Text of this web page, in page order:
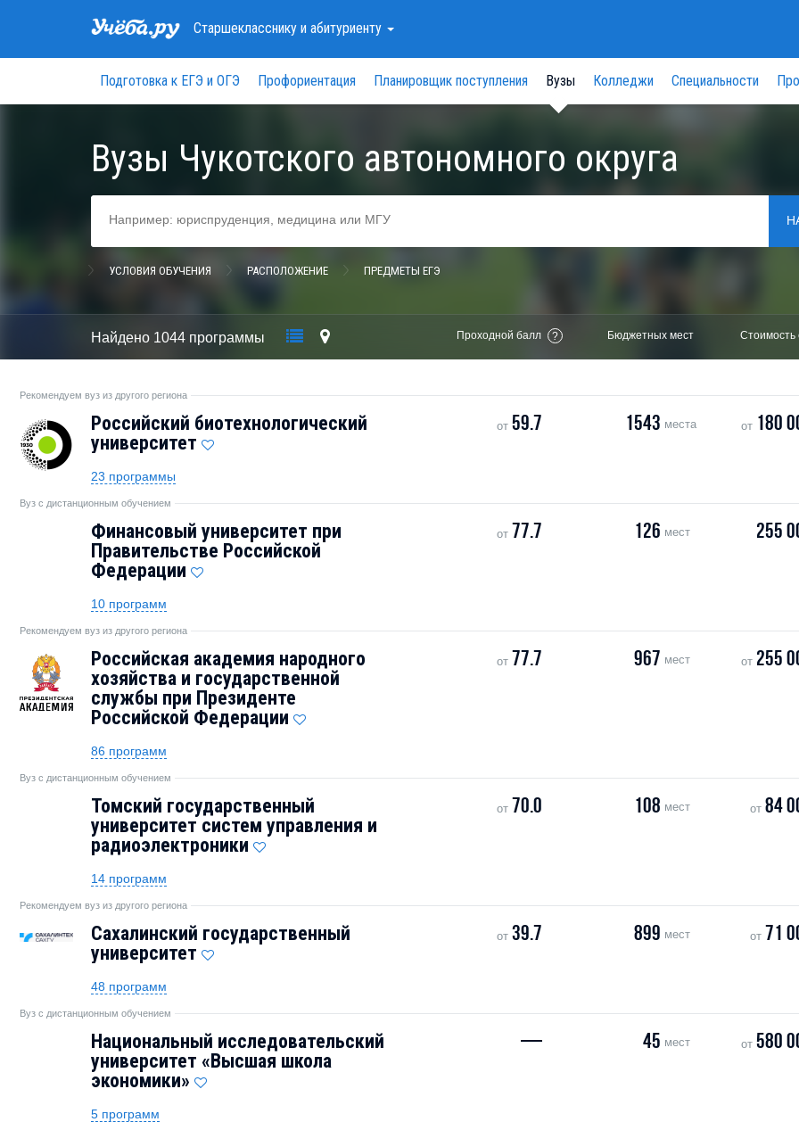
Старшеклассникуи абитуриенту
Подготовка к ЕГЭ и ОГЭ Профориентация Планировщик поступления Вузы Колледжи Специальности
Вузы Чукотского автономного округа
УСЛОВИЯ ОБУЧЕНИЯ РАСПОЛОЖЕНИЕ ПРЕДМЕТЫ ЕГЭ
Найдено 1044 программы Проходной балл ? Бюджетных мест Стоимость
Рекомендуем вуз из другого региона
Российский биотехнологический
университет
от59.7 1543 места от 180
23 программы
Вуз с дистанционным обучением
Финансовый университет при
Правительстве Российской
Федерации
от 77.7 126 мест 255
10 программ
Рекомендуем вуз из другого региона
Российская академия народного
хозяйства и государственной
службы при Президенте
Российской Федерации
от 77.7 967 мест от 255
86 программ
Вуз с дистанционным обучением
Томский государственный
университет систем управления и
радиоэлектроники
от 70.0 108 мест от 84
14 программ
Рекомендуем вуз из другого региона
Сахалинский государственный
университет
от39.7 899 мест от 71
48 программ
Вуз с дистанционным обучением
Национальный исследовательский
университет «Высшая школа
экономики»
— 45 мест от 580
5 программ